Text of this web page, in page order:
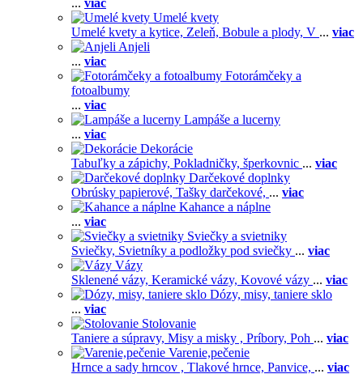
... viac
Umelé kvety
Umelé kvety a kytice, Zeleň, Bobule a plody, V ... viac
Anjeli
... viac
Fotorámčeky a
fotoalbumy
... viac
Lampáše a lucerny
... viac
Dekorácie
Tabuľky a zápichy, Pokladničky, šperkovnic ... viac
Darčekové doplnky
Obrúsky papierové, Tašky darčekové, ... viac
Kahance a náplne
... viac
Sviečky a svietniky
Sviečky, Svietníky a podložky pod sviečky ... viac
Vázy
Sklenené vázy, Keramické vázy, Kovové vázy ... viac
Dózy, misy, taniere sklo
... viac
Stolovanie
Taniere a súpravy, Misy a misky , Príbory, Poh ... viac
Varenie,pečenie
Hrnce a sady hrncov , Tlakové hrnce, Panvice, ... viac